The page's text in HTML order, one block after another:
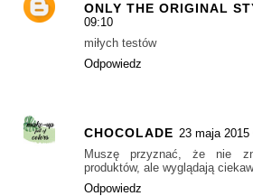
ONLY THE ORIGINAL
09:10
miłych testów
Odpowiedz
CHOCOLADE 23 maja 2015
Muszę przyznać, że nie
produktów, ale wyglądają
Odpowiedz